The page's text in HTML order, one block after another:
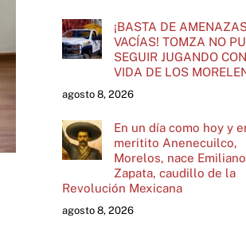
¡BASTA DE
VACÍAS! TOMZA NO
SEGUIR JUGANDO
VIDA DE LOS
agosto 8, 2026
En un día como hoy y
meritito Anenecuilco,
Morelos, nace Emiliano
Zapata, caudillo de la
Revolución Mexicana
agosto 8, 2026